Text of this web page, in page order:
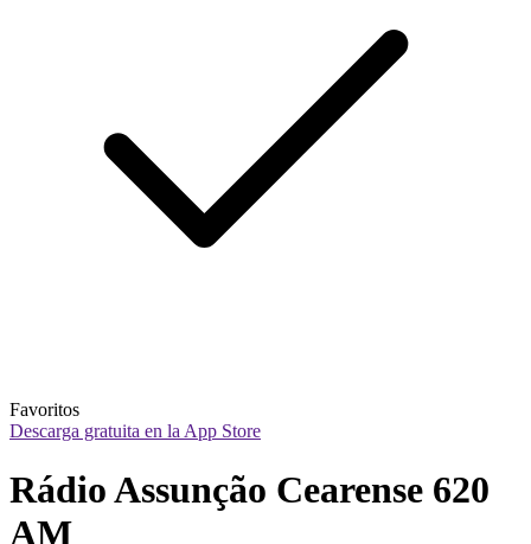
Favoritos
Descarga gratuita en la App Store
Rádio Assunção Cearense 620
AM